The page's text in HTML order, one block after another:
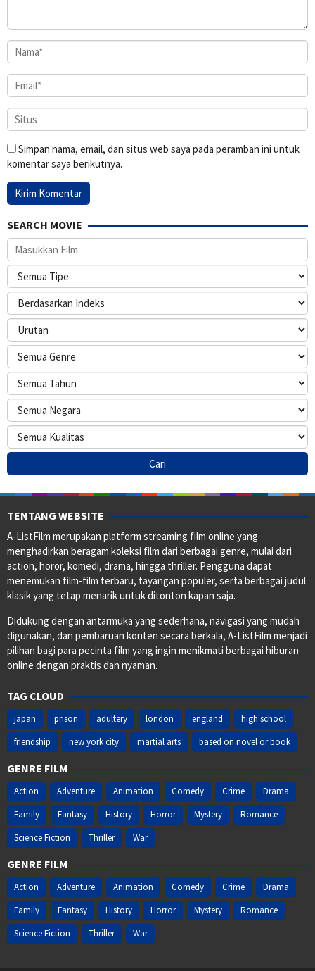
Simpan nama, email, dan situs web saya pada peramban ini untuk
komentar saya berikutnya.
SEARCH MOVIE
TENTANG WEBSITE
A-ListFilm merupakan platform streaming film online yang
menghadirkan beragam koleksi film dari berbagai genre, mulai dari
action, horor, komedi, drama, hingga thriller. Pengguna dapat
menemukan film-film terbaru, tayangan populer, serta berbagai judul
klasik yang tetap menarik untuk ditonton kapan saja.
Didukung dengan antarmuka yang sederhana, navigasi yang mudah
digunakan, dan pembaruan konten secara berkala, A-ListFilm menjadi
pilihan bagi para pecinta film yang ingin menikmati berbagai hiburan
online dengan praktis dan nyaman.
TAG CLOUD
japan prison adultery london england
high school
friendship
new york city martial arts based on novel or book
GENRE FILM
Action Adventure Animation Comedy Crime
Drama
Family
Fantasy History Horror Mystery
Romance
Science Fiction
Thriller War
GENRE FILM
Action Adventure Animation Comedy Crime
Drama
Family
Fantasy History Horror Mystery
Romance
Science Fiction
Thriller War